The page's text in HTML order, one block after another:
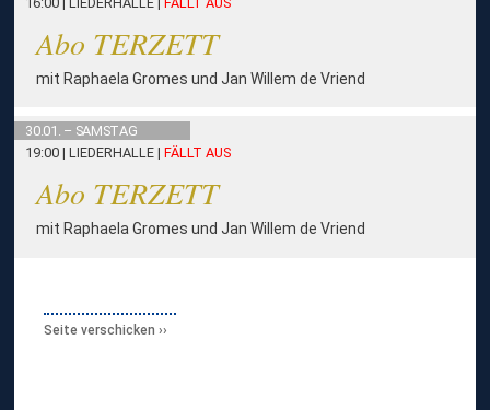
Abo TERZETT
mit Raphaela Gromes und Jan Willem de Vriend
30.01. – SAMSTAG
19:00 | LIEDERHALLE|FÄLLT AUS
Abo TERZETT
mit Raphaela Gromes und Jan Willem de Vriend
Seite verschicken